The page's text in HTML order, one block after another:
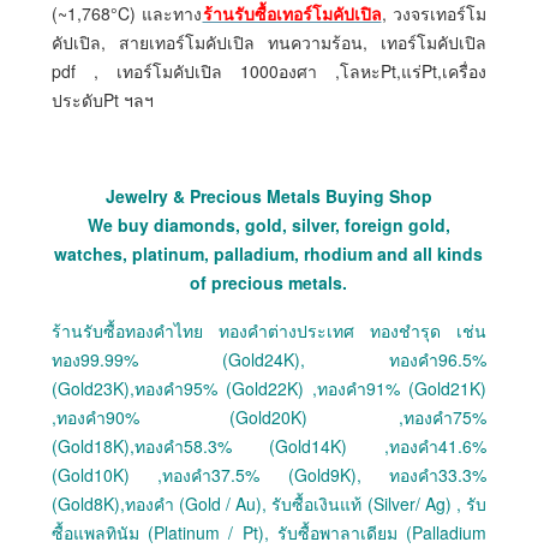
(~1,768°C) และทางร้านรับซื้อเทอร์โมคัปเปิล, วงจรเทอร์โม
คัปเปิล, สายเทอร์โมคัปเปิล ทนความร้อน, เทอร์โมคัปเปิล
pdf , เทอร์โมคัปเปิล 1000องศา ,โลหะPt,แร่Pt,เครื่อง
ประดับPt ฯลฯ
Jewelry & Precious Metals Buying Shop
We buy diamonds, gold, silver, foreign gold,
watches, platinum, palladium, rhodium and all kinds
of precious metals.
ร้านรับซื้อทองคำไทย ทองคำต่างประเทศ ทองชำรุด เช่น
ทอง99.99% (Gold24K), ทองคำ96.5%
(Gold23K),ทองคำ95% (Gold22K) ,ทองคำ91% (Gold21K)
,ทองคำ90% (Gold20K) ,ทองคำ75%
(Gold18K),ทองคำ58.3% (Gold14K) ,ทองคำ41.6%
(Gold10K) ,ทองคำ37.5% (Gold9K), ทองคำ33.3%
(Gold8K),ทองคำ (Gold / Au), รับซื้อเงินแท้ (Silver/ Ag) , รับ
ซื้อแพลทินัม (Platinum / Pt), รับซื้อพาลาเดียม (Palladium